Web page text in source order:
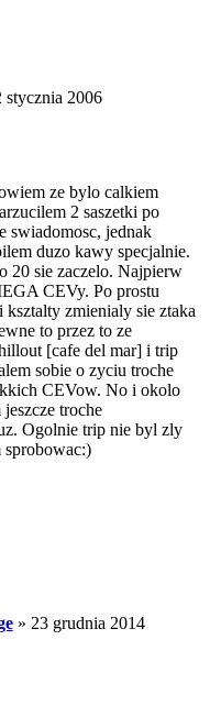
stycznia 2006
ze bylo calkiem
2 saszetki po
swiadomosc, jednak
duzo kawy specjalnie.
20 sie zaczelo. Najpierw
CEVy. Po prostu
zmienialy sie ztaka
to przez to ze
[cafe del mar] i trip
sobie o zyciu troche
CEVow. No i okolo
troche
Ogolnie trip nie byl zly
sprobowac:)
» 23 grudnia 2014